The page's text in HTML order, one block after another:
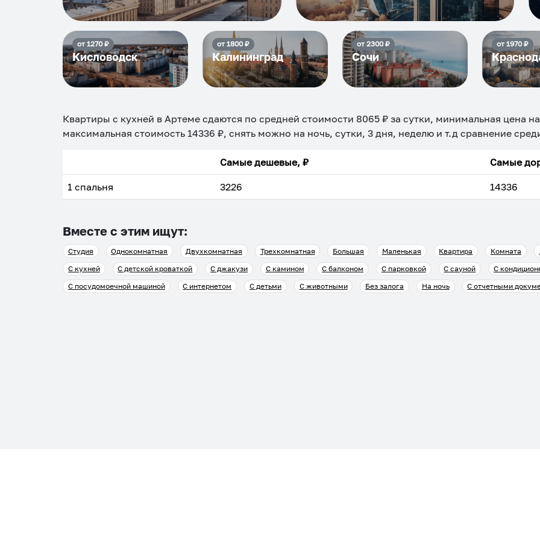
от 1270₽
Кисловодск
от 1800₽
Калининград
от 2300₽
Сочи
от 1970₽
Квартиры с кухней в Артеме сдаются по средней стоимости 8065 ₽ за сутки, минимальная цена
максимальная стоимость 14336 ₽, снять можно на ночь, сутки, 3 дня, неделю и т.д сравнение
Самые дешевые, ₽ Самые
1 спальня 3226 14336
Вместе с этим ищут:
Студия Однокомнатная Двухкомнатная Трехкомнатная Большая Маленькая Квартира Комната
С кухней
С детской кроваткой С джакузи С камином С балконом С парковкой С сауной С
С посудомоечной машиной
С интернетом С детьми С животными Без залога На ночь С отчетными